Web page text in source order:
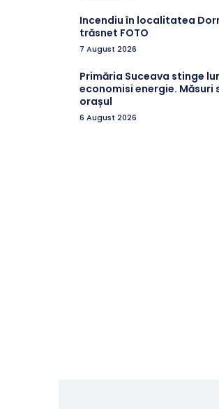
Incendiu în localitatea
trăsnet FOTO
7 August 2026
Primăria Suceava stinge
economisi energie. Măsuri
orașul
6 August 2026